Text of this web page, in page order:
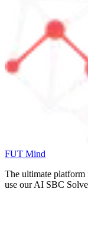
FUT Mind
The ultimate
use our AI SBC